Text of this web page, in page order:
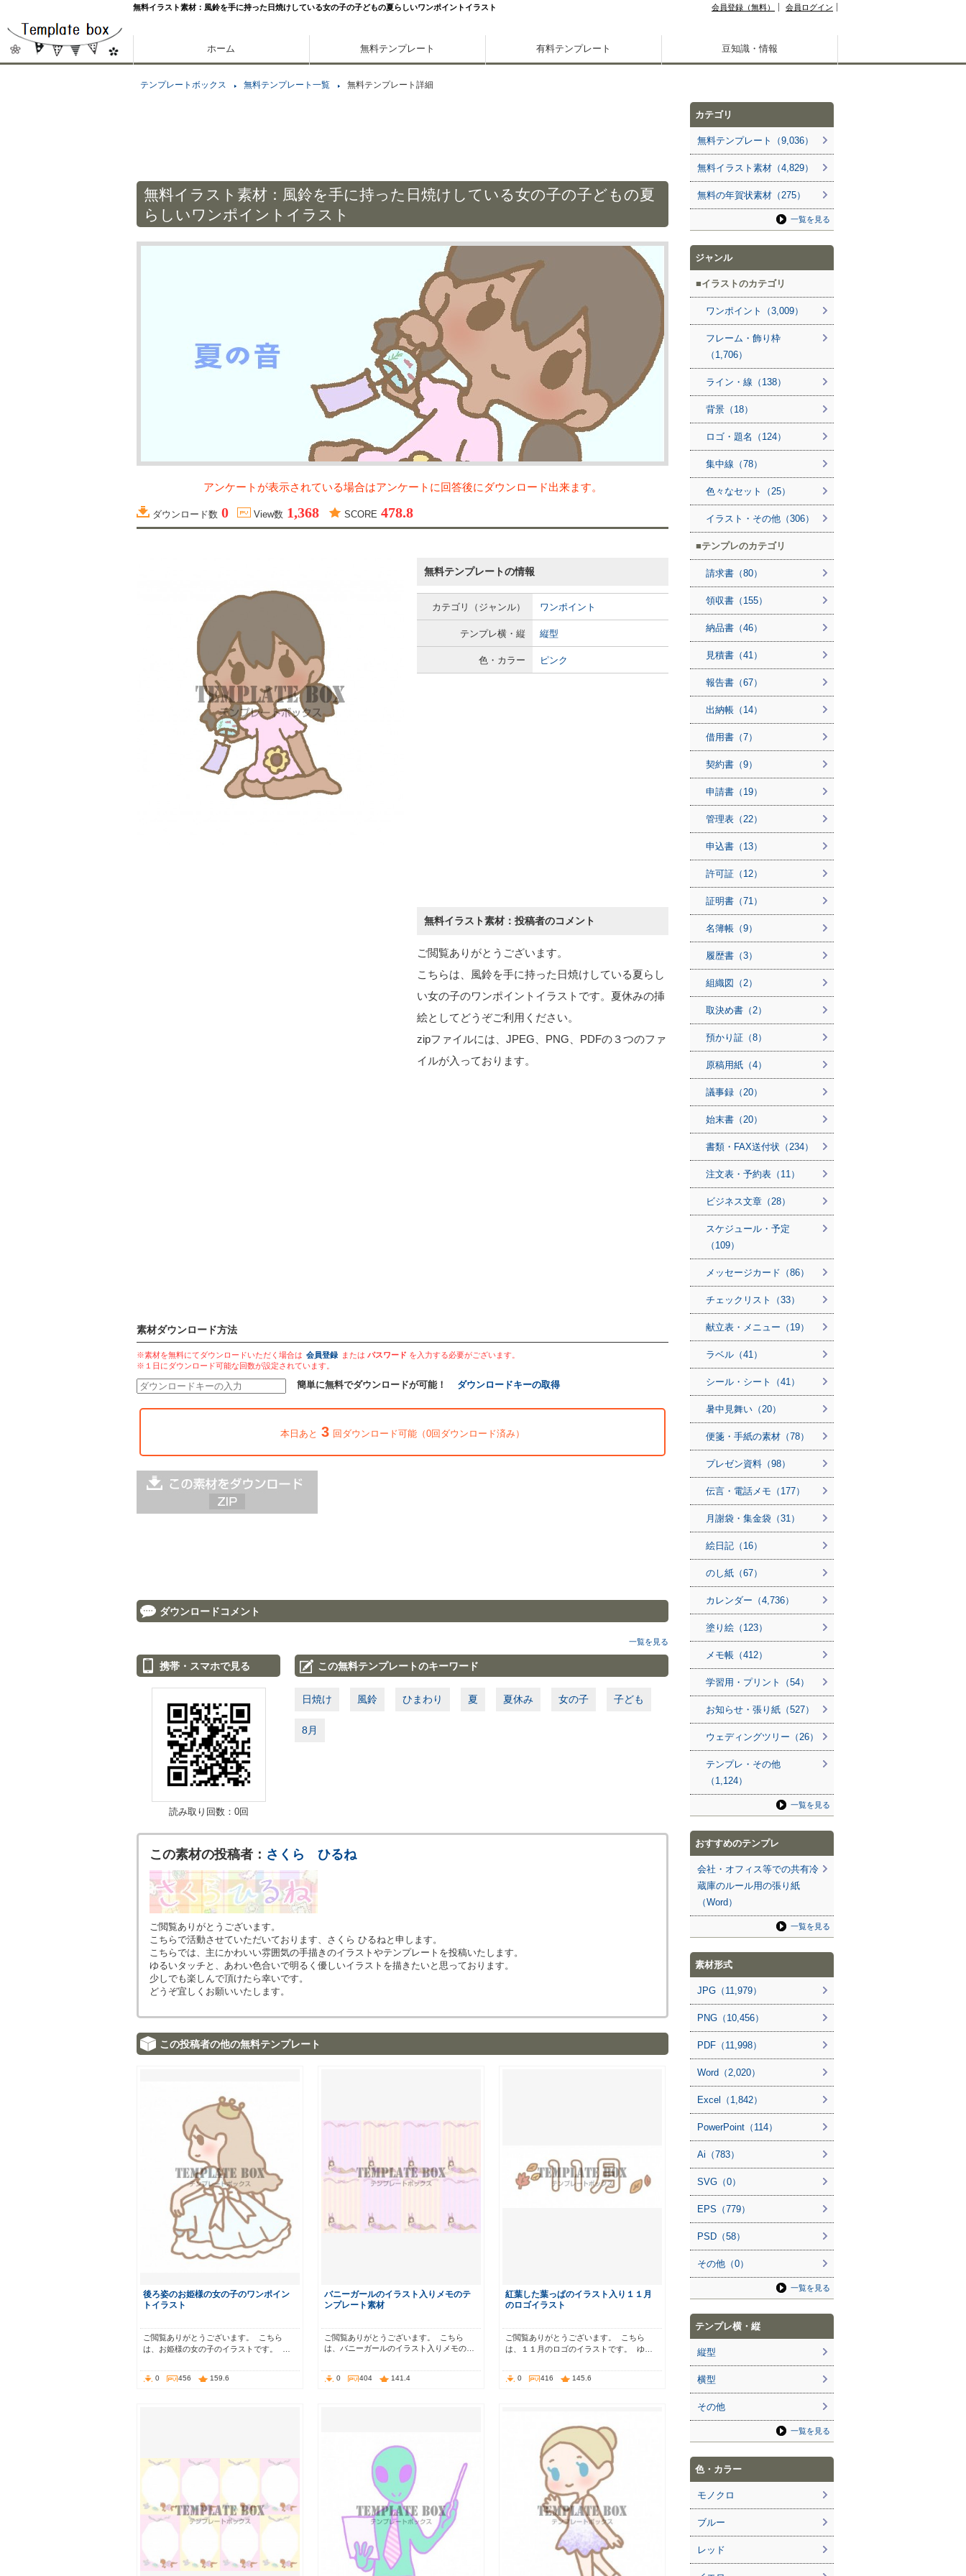
無料イラスト素材：風鈴を手に持った日焼けしている女の子の子どもの夏らしいワンポイントイラスト 会員登録（無料） 会員ログイン
ホーム 無料テンプレート 有料テンプレート 豆知識・情報
テンプレートボックス 無料テンプレート一覧 無料テンプレート詳細
無料イラスト素材：風鈴を手に持った日焼けしている女の子の子どもの夏
らしいワンポイントイラスト
アンケートが表示されている場合はアンケートに回答後にダウンロード出来ます。
ダウンロード数 0 View数 1,368 SCORE 478.8
無料テンプレートの情報
カテゴリ（ジャンル） ワンポイント
テンプレ横・縦 縦型
色・カラー ピンク
無料イラスト素材：投稿者のコメント
ご閲覧ありがとうございます。
こちらは、風鈴を手に持った日焼けしている夏らし
い女の子のワンポイントイラストです。夏休みの挿
絵としてどうぞご利用ください。
zipファイルには、JPEG、PNG、PDFの３つのファ
イルが入っております。
素材ダウンロード方法
※素材を無料にてダウンロードいただく場合は 会員登録 または パスワード を入力する必要がございます。
※１日にダウンロード可能な回数が設定されています。
簡単に無料でダウンロードが可能！ ダウンロードキーの取得
本日あと 3 回ダウンロード可能（0回ダウンロード済み）
ダウンロードコメント
一覧を見る
携帯・スマホで見る
読み取り回数：0回
この無料テンプレートのキーワード
日焼け 風鈴 ひまわり 夏 夏休み 女の子 子ども
8月
この素材の投稿者： さくら ひるね
ご閲覧ありがとうございます。
こちらで活動させていただいております、さくら ひるねと申します。
こちらでは、主にかわいい雰囲気の手描きのイラストやテンプレートを投稿いたします。
ゆるいタッチと、あわい色合いで明るく優しいイラストを描きたいと思っております。
少しでも楽しんで頂けたら幸いです。
どうぞ宜しくお願いいたします。
この投稿者の他の無料テンプレート
後ろ姿のお姫様の女の子のワンポイン
トイラスト
ご閲覧ありがとうございます。 こちら
は、お姫様の女の子のイラストです。 …
0 456 159.6
バニーガールのイラスト入りメモのテ
ンプレート素材
ご閲覧ありがとうございます。 こちら
は、バニーガールのイラスト入りメモの…
0 404 141.4
紅葉した葉っぱのイラスト入り１１月
のロゴイラスト
ご閲覧ありがとうございます。 こちら
は、１１月のロゴのイラストです。 ゆ…
0 416 145.6
カテゴリ
無料テンプレート（9,036）
無料イラスト素材（4,829）
無料の年賀状素材（275）
一覧を見る
ジャンル
イラストのカテゴリ
ワンポイント（3,009）
フレーム・飾り枠
（1,706）
ライン・線（138）
背景（18）
ロゴ・題名（124）
集中線（78）
色々なセット（25）
イラスト・その他（306）
テンプレのカテゴリ
請求書（80）
領収書（155）
納品書（46）
見積書（41）
報告書（67）
出納帳（14）
借用書（7）
契約書（9）
申請書（19）
管理表（22）
申込書（13）
許可証（12）
証明書（71）
名簿帳（9）
履歴書（3）
組織図（2）
取決め書（2）
預かり証（8）
原稿用紙（4）
議事録（20）
始末書（20）
書類・FAX送付状（234）
注文表・予約表（11）
ビジネス文章（28）
スケジュール・予定
（109）
メッセージカード（86）
チェックリスト（33）
献立表・メニュー（19）
ラベル（41）
シール・シート（41）
暑中見舞い（20）
便箋・手紙の素材（78）
プレゼン資料（98）
伝言・電話メモ（177）
月謝袋・集金袋（31）
絵日記（16）
のし紙（67）
カレンダー（4,736）
塗り絵（123）
メモ帳（412）
学習用・プリント（54）
お知らせ・張り紙（527）
ウェディングツリー（26）
テンプレ・その他
（1,124）
一覧を見る
おすすめのテンプレ
会社・オフィス等での共有冷
蔵庫のルール用の張り紙
（Word）
一覧を見る
素材形式
JPG（11,979）
PNG（10,456）
PDF（11,998）
Word（2,020）
Excel（1,842）
PowerPoint（114）
Ai（783）
SVG（0）
EPS（779）
PSD（58）
その他（0）
一覧を見る
テンプレ横・縦
縦型
横型
その他
一覧を見る
色・カラー
モノクロ
ブルー
レッド